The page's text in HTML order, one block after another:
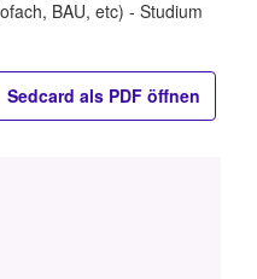
BAU, etc) - Studium
Sedcard als PDF öffnen